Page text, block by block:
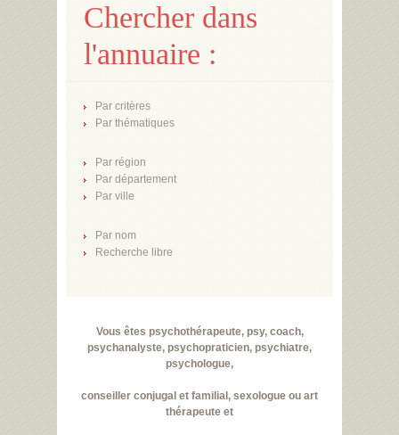
Chercher dans
l'annuaire :
Par critères
Par thématiques
Par région
Par département
Par ville
Par nom
Recherche libre
Vous êtes psychothérapeute, psy, coach,
psychanalyste, psychopraticien, psychiatre,
psychologue,
conseiller conjugal et familial, sexologue ou art
thérapeute et